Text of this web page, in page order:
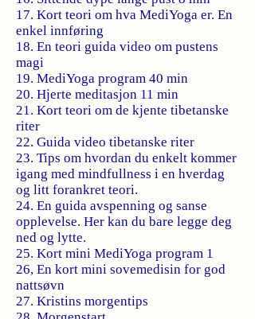
17. Kort teori om hva MediYoga er. En
enkel innføring
18. En teori guida video om pustens
magi
19. MediYoga program 40 min
20. Hjerte meditasjon 11 min
21. Kort teori om de kjente tibetanske
riter
22. Guida video tibetanske riter
23. Tips om hvordan du enkelt kommer
igang med mindfullness i en hverdag
og litt forankret teori.
24. En guida avspenning og sanse
opplevelse. Her kan du bare legge deg
ned og lytte.
25. Kort mini MediYoga program 1
26, En kort mini sovemedisin for god
nattsøvn
27. Kristins morgentips